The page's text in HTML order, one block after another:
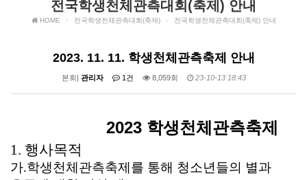
전국학생천체관측대회(축제) 안내
HOME 전국학생천체관측대회(축제) 전국학생천체관측대회(축제) 안내
2023. 11. 11. 학생천체관측축제 안내
본회| 관리자 1건 8,059회 23-10-13 18:43
2023 학생천체관측축제
1. 행사목적
가.학생천체관측축제를 통해 청소년들의 별과